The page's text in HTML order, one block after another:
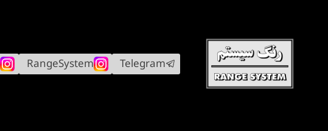
Telegram
RangeSystem